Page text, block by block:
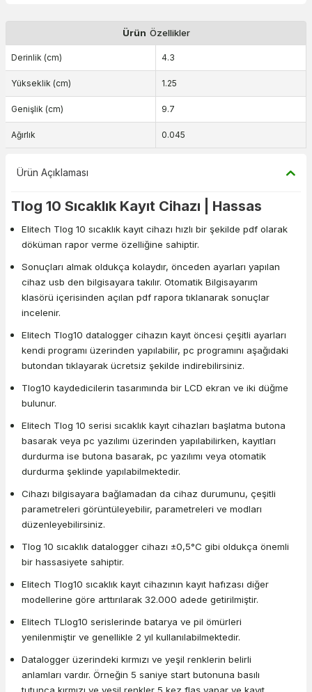
Ürün Özellikler
Derinlik (cm) 4.3
Yükseklik (cm) 1.25
Genişlik (cm) 9.7
Ağırlık 0.045
Ürün Açıklaması
Tlog 10 Sıcaklık Kayıt Cihazı | Hassas
Elitech Tlog 10 sıcaklık kayıt cihazı hızlı bir şekilde pdf olarak
döküman rapor verme özelliğine sahiptir.
Sonuçları almak oldukça kolaydır, önceden ayarları yapılan
cihaz usb den bilgisayara takılır. Otomatik Bilgisayarım
klasörü içerisinden açılan pdf rapora tıklanarak sonuçlar
incelenir.
Elitech Tlog10 datalogger cihazın kayıt öncesi çeşitli ayarları
kendi programı üzerinden yapılabilir, pc programını aşağıdaki
butondan tıklayarak ücretsiz şekilde indirebilirsiniz.
Tlog10 kaydedicilerin tasarımında bir LCD ekran ve iki düğme
bulunur.
Elitech Tlog 10 serisi sıcaklık kayıt cihazları başlatma butona
basarak veya pc yazılımı üzerinden yapılabilirken, kayıtları
durdurma ise butona basarak, pc yazılımı veya otomatik
durdurma şeklinde yapılabilmektedir.
Cihazı bilgisayara bağlamadan da cihaz durumunu, çeşitli
parametreleri görüntüleyebilir, parametreleri ve modları
düzenleyebilirsiniz.
Tlog 10 sıcaklık datalogger cihazı ±0,5°C gibi oldukça önemli
bir hassasiyete sahiptir.
Elitech Tlog10 sıcaklık kayıt cihazının kayıt hafızası diğer
modellerine göre arttırılarak 32.000 adede getirilmiştir.
Elitech TLlog10 serislerinde batarya ve pil ömürleri
yenilenmiştir ve genellikle 2 yıl kullanılabilmektedir.
Datalogger üzerindeki kırmızı ve yeşil renklerin belirli
anlamları vardır. Örneğin 5 saniye start butonuna basılı
tutunca kırmızı ve yeşil renkler 5 kez flaş yapar ve kayıt